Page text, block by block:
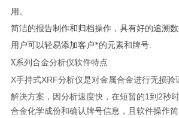
用。
简洁的报告制作和归档操作，具有好的追溯数
用户可以轻易添加客户*的元素和牌号.
X系列合金分析仪软件特点
X手持式XRF分析仪是对金属合金进行无损验
解决方案，因分析速度快，在短暂的1到2秒
合金化学成份和确认牌号信息，且软件操作